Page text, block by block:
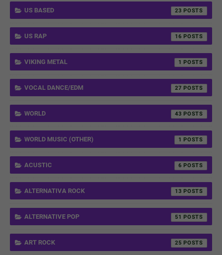
US BASED 23
US RAP 16
VIKING METAL 1
VOCAL DANCE/EDM 27
WORLD 43
WORLD MUSIC (OTHER) 1
ACUSTIC 6
ALTERNATIVA ROCK 13
ALTERNATIVE POP 51
ART ROCK 25